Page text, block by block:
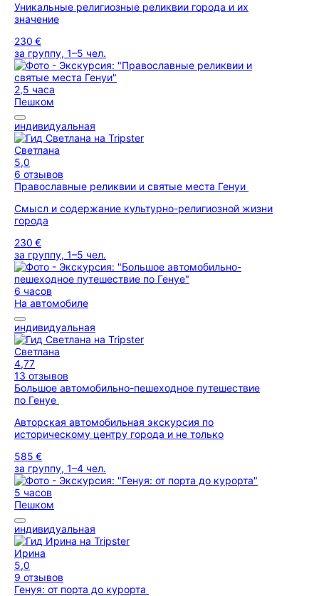
Уникальные религиозные реликвии города и их
значение
230 €
за группу, 1–5 чел.
2,5 часа
Пешком
индивидуальная
Светлана
5,0
6 отзывов
Православные реликвии и святые места Генуи
Смысл и содержание культурно-религиозной жизни
города
230 €
за группу, 1–5 чел.
6 часов
На автомобиле
индивидуальная
Светлана
4,77
13 отзывов
Большое автомобильно-пешеходное путешествие
по Генуе
Авторская автомобильная экскурсия по
историческому центру города и не только
585 €
за группу, 1–4 чел.
5 часов
Пешком
индивидуальная
Ирина
5,0
9 отзывов
Генуя: от порта до курорта